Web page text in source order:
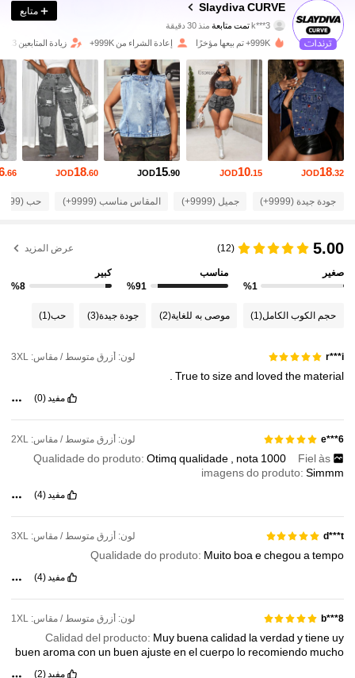
Slaydiva CURVE
4.86
631K متابعون
k***3تمت متابعة منذ 30 دقيقة
631K متابعون
4.86 631K متابعون
4.86 631K متابعون
4.86 631K متابعون
4.86
631K متابعون
4.86 631K متابعون
متابع
999K+ تم بيعها مؤخرًا إعادة الشراء من 999K+ زيادة المتابعين 13%
JOD18.32
JOD10.15
JOD15.90
JOD18.60
.66
جودة جيدة (9999+) جميل (9999+) المقاس مناسب (9999+) حب (9999+)
5.00
(12) عرض المزيد
صغير
%1
مناسب
%91
كبير
%8
حجم الكوب الكامل(1) موصى به للغاية(2) جودة جيدة(3) حب(1)
r***i لون: أزرق متوسط / مقاس: 3XL
Truetosizeand loved the material
مفيد(0)
e***6 لون: أزرق متوسط / مقاس: 2XL
Qualidade do produto:Otimqqualidade nota 1000
Fiel às
imagens do produto: Simmm
مفيد(4)
d***t لون: أزرق متوسط / مقاس: 3XL
Qualidade do produto: Muito boa echegou a tempo
مفيد(4)
b***8 لون: أزرق متوسط / مقاس: 1XL
Calidad del producto: Muy buena calidad la verdad ytieneuy
buen aroma con un buen ajusteen elcuerpo lo recomiendo mucho
مفيد(2)